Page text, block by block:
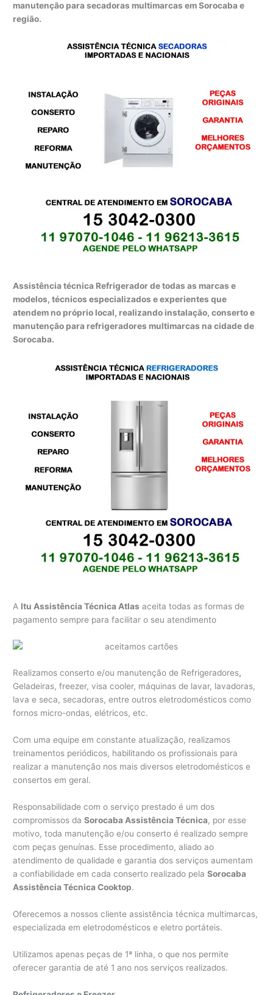
manutenção para secadoras multimarcas em Sorocaba e
região.
Assistência técnica Refrigerador de todas as marcas e
modelos, técnicos especializados e experientes que
atendem no próprio local, realizando instalação, conserto e
manutenção para refrigeradores multimarcas na cidade de
Sorocaba.
A Itu Assistência Técnica Atlas aceita todas as formas de
pagamento sempre para facilitar o seu atendimento
Realizamos conserto e/ou manutenção de Refrigeradores,
Geladeiras, freezer, visa cooler, máquinas de lavar, lavadoras,
lava e seca, secadoras, entre outros eletrodomésticos como
fornos micro-ondas, elétricos, etc.
Com uma equipe em constante atualização, realizamos
treinamentos periódicos, habilitando os profissionais para
realizar a manutenção nos mais diversos eletrodomésticos e
consertos em geral.
Responsabilidade com o serviço prestado é um dos
compromissos daSorocaba Assistência Técnica, por esse
motivo, toda manutenção e/ou conserto é realizado sempre
com peças genuínas. Esse procedimento, aliado ao
atendimento de qualidade e garantia dos serviços aumentam
a confiabilidade em cada conserto realizado pelaSorocaba
Assistência Técnica Cooktop.
Oferecemos a nossos cliente assistência técnica multimarcas,
especializada em eletrodomésticos e eletro portáteis.
Utilizamos apenas peças de 1ª linha, o que nos permite
oferecer garantia de até 1 ano nos serviços realizados.